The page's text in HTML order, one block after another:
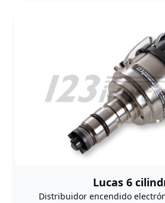
Lucas 6
Distribuidor encendido